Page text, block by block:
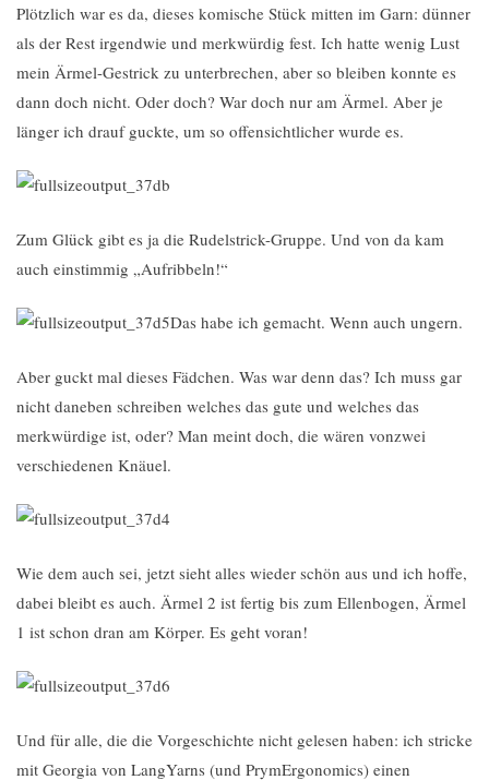
Plötzlich war es da, dieses komische Stück mitten im Garn: dünner
als der Rest irgendwie und merkwürdig fest. Ich hatte wenig Lust
mein Ärmel-Gestrick zu unterbrechen, aber so bleiben konnte es
dann doch nicht. Oder doch? War doch nur am Ärmel. Aber je
länger ich drauf guckte, um so offensichtlicher wurde es.
Zum Glück gibt es ja die Rudelstrick-Gruppe. Und von da kam
auch einstimmig „Aufribbeln!“
Das habe ich gemacht. Wenn auch ungern.
Aber guckt mal dieses Fädchen. Was war denn das? Ich muss gar
nicht daneben schreiben welches das gute und welches das
merkwürdige ist, oder? Man meint doch, die wären vonzwei
verschiedenen Knäuel.
Wie dem auch sei, jetzt sieht alles wieder schön aus und ich hoffe,
dabei bleibt es auch. Ärmel 2 ist fertig bis zum Ellenbogen, Ärmel
1 ist schon dran am Körper. Es geht voran!
Und für alle, die die Vorgeschichte nicht gelesen haben: ich stricke
mit Georgia von LangYarns (und PrymErgonomics) einen